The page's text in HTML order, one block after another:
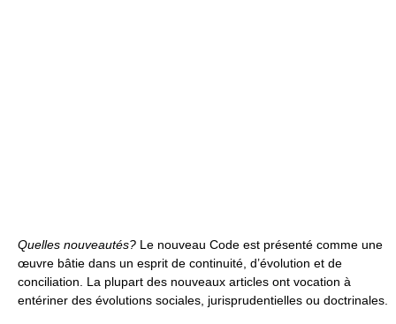
Quelles nouveautés? Le nouveau Code est présenté comme une
œuvre bâtie dans un esprit de continuité, d’évolution et de
conciliation. La plupart des nouveaux articles ont vocation à
entériner des évolutions sociales, jurisprudentielles ou doctrinales.